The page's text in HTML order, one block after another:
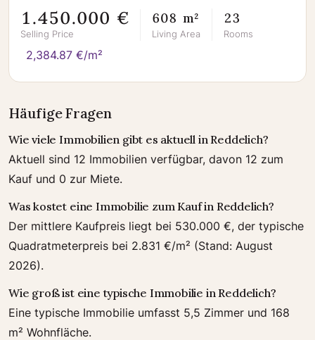
1.450.000 €
Selling Price
608 m²
Living Area
23
Rooms
2,384.87 €/m²
Häufige Fragen
Wie viele Immobilien gibt es aktuell in Reddelich?
Aktuell sind 12 Immobilien verfügbar, davon 12 zum
Kauf und 0 zur Miete.
Was kostet eine Immobilie zum Kauf in Reddelich?
Der mittlere Kaufpreis liegt bei 530.000 €, der typische
Quadratmeterpreis bei 2.831 €/m² (Stand: August
2026).
Wie groß ist eine typische Immobilie in Reddelich?
Eine typische Immobilie umfasst 5,5 Zimmer und 168
m² Wohnfläche.